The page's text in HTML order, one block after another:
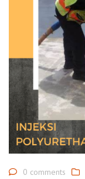
0 comments